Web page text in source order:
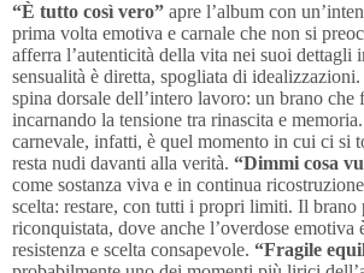
“È tutto così vero” apre l’album con
prima volta emotiva e carnale che non si
afferra l’autenticità della vita nei suoi dettagli
sensualità è diretta, spogliata di idealizzazioni.
spina dorsale dell’intero lavoro: un brano che
incarnando la tensione tra rinascita e
carnevale, infatti, è quel momento in cui ci si
resta nudi davanti alla verità. “Dimmi cosa
come sostanza viva e in continua
scelta: restare, con tutti i propri limiti. Il brano
riconquistata, dove anche l’overdose emotiva
resistenza e scelta consapevole. “Fragile